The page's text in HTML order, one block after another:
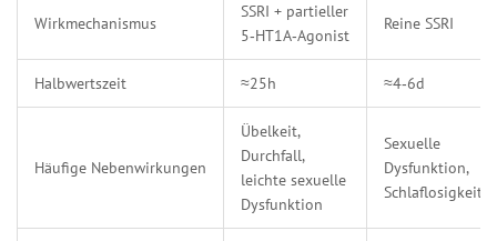
Wirkmechanismus
SSRI + partieller
5‑HT1A‑Agonist
Reine SSRI
Halbwertszeit ≈25h ≈4‑6d
Häufige Nebenwirkungen
Übelkeit,
Durchfall,
leichte sexuelle
Dysfunktion
Sexuelle
Dysfunktion,
Schlaflosigkeit